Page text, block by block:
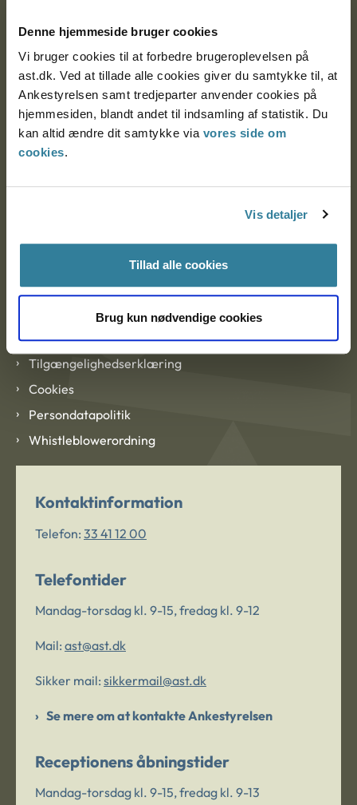
Denne hjemmeside bruger cookies
Vi bruger cookies til at forbedre brugeroplevelsen på
ast.dk. Ved at tillade alle cookies giver du samtykke til, at
Ankestyrelsen samt tredjeparter anvender cookies på
hjemmesiden, blandt andet til indsamling af statistik. Du
kan altid ændre dit samtykke via vores side om
cookies.
Vis detaljer
Tillad alle cookies
Brug kun nødvendige cookies
Ankestyrelsen Aalborg
Ankestyrelsen København
EAN: 57 98 000 35 48 21
CVR: 1007 4002
Tilgængelighedserklæring
Cookies
Persondatapolitik
Whistleblowerordning
Kontaktinformation
Telefon: 33 41 12 00
Telefontider
Mandag-torsdag kl. 9-15, fredag kl. 9-12
Mail: ast@ast.dk
Sikker mail: sikkermail@ast.dk
Se mere om at kontakte Ankestyrelsen
Receptionens åbningstider
Mandag-torsdag kl. 9-15, fredag kl. 9-13